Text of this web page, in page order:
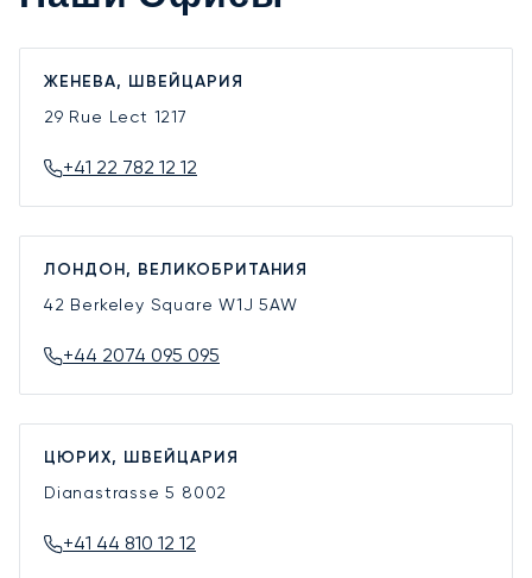
ЖЕНЕВА, ШВЕЙЦАРИЯ
29 Rue Lect 1217
+41 22 782 12 12
ЛОНДОН, ВЕЛИКОБРИТАНИЯ
42 Berkeley SquareW1J 5AW
+44 2074 095 095
ЦЮРИХ, ШВЕЙЦАРИЯ
Dianastrasse 5 8002
+41 44 810 12 12